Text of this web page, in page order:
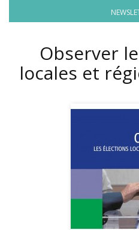
Observer
locales et